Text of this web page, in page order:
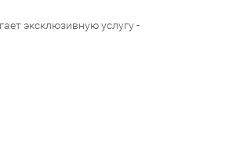
эксклюзивную услугу -